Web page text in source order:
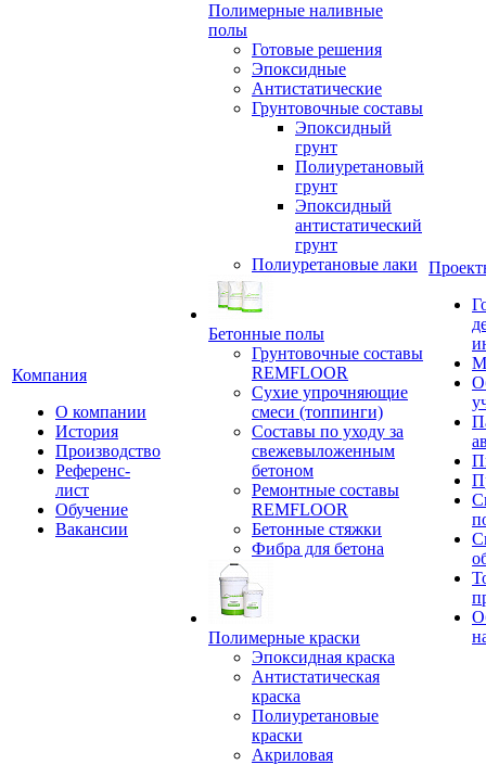
Компания
О компании
История
Производство
Референс-
лист
Обучение
Вакансии
Полимерные наливные
полы
Готовые решения
Эпоксидные
Антистатические
Грунтовочные составы
Эпоксидный
грунт
Полиуретановый
грунт
Эпоксидный
антистатический
грунт
Полиуретановые лаки
Бетонные полы
Грунтовочные составы
REMFLOOR
Сухие упрочняющие
смеси (топпинги)
Составы по уходу за
свежевыложенным
бетоном
Ремонтные составы
REMFLOOR
Бетонные стяжки
Фибра для бетона
Полимерные краски
Эпоксидная краска
Антистатическая
краска
Полиуретановые
краски
Акриловая